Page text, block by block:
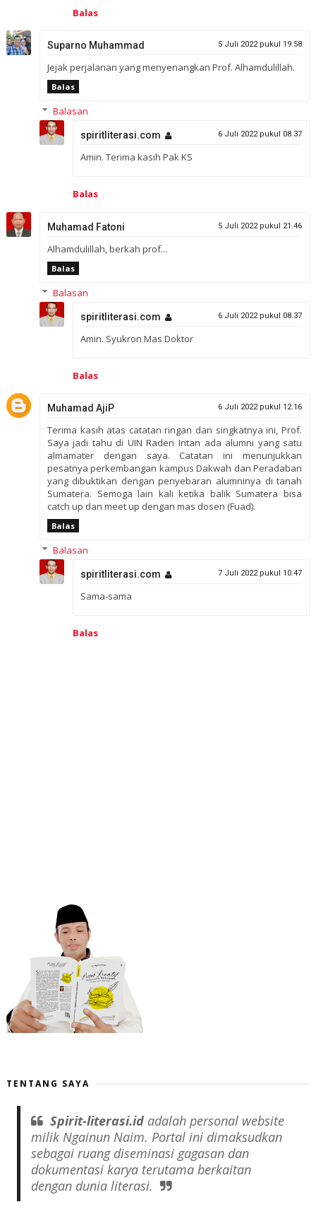
Balas
Suparno Muhammad 5 Juli 2022 pukul 19.58
Jejak perjalanan yang menyenangkan Prof. Alhamdulillah.
Balas
Balasan
spiritliterasi.com 6 Juli 2022 pukul 08.37
Amin. Terima kasih Pak KS
Balas
Muhamad Fatoni 5 Juli 2022 pukul 21.46
Alhamdulillah, berkah prof...
Balas
Balasan
spiritliterasi.com 6 Juli 2022 pukul 08.37
Amin. Syukron Mas Doktor
Balas
Muhamad AjiP 6 Juli 2022 pukul 12.16
Terima kasih atas catatan ringan dan singkatnya ini, Prof.
Saya jadi tahu di UIN Raden Intan ada alumni yang satu
almamater dengan saya. Catatan ini menunjukkan
pesatnya perkembangan kampus Dakwah dan Peradaban
yang dibuktikan dengan penyebaran alumninya di tanah
Sumatera. Semoga lain kali ketika balik Sumatera bisa
catch up dan meet up dengan mas dosen (Fuad).
Balas
Balasan
spiritliterasi.com 7 Juli 2022 pukul 10.47
Sama-sama
Balas
TENTANG SAYA
Spirit-literasi.idadalah personal website
milik Ngainun Naim. Portal ini dimaksudkan
sebagai ruang diseminasi gagasan dan
dokumentasi karya terutama berkaitan
dengan dunia literasi.